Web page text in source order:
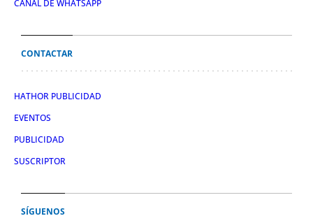
CANAL DE WHATSAPP
CONTACTAR
HATHOR PUBLICIDAD
EVENTOS
PUBLICIDAD
SUSCRIPTOR
SÍGUENOS